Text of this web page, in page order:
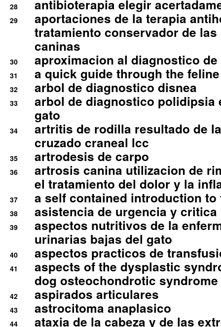
28 antibioterapia elegir
29
aportaciones de la terapia
tratamiento conservador de
caninas
30 aproximacion al diagnostico
31 a quick guide through the
32 arbol de diagnostico disnea
33
arbol de diagnostico polidipsia
gato
34
artritis de rodilla resultado de
cruzado craneal lcc
35 artrodesis de carpo
36
artrosis canina utilizacion de
el tratamiento del dolor y la
37 a self contained introduction
38 asistencia de urgencia y
39
aspectos nutritivos de la
urinarias bajas del gato
40 aspectos practicos de
41
aspects of the dysplastic
dog osteochondrotic syndrome
42 aspirados articulares
43 astrocitoma anaplasico
44 ataxia de la cabeza y de las